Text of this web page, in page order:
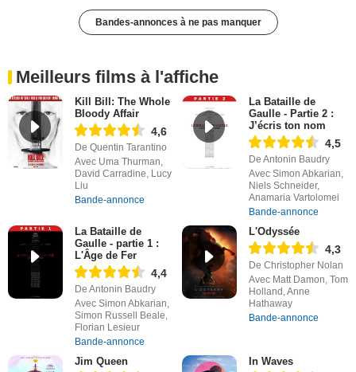
Bandes-annonces à ne pas manquer
Meilleurs films à l'affiche
Kill Bill: The Whole
Bloody Affair
4,6
De Quentin Tarantino
Avec Uma Thurman,
David Carradine, Lucy
Liu
Bande-annonce
La Bataille de
Gaulle - Partie 2 :
J’écris ton nom
4,5
De Antonin Baudry
Avec Simon Abkarian,
Niels Schneider,
Anamaria Vartolomei
Bande-annonce
La Bataille de
Gaulle - partie 1 :
L'Âge de Fer
4,4
De Antonin Baudry
Avec Simon Abkarian,
Simon Russell Beale,
Florian Lesieur
Bande-annonce
L'Odyssée
4,3
De Christopher Nolan
Avec Matt Damon, Tom
Holland, Anne
Hathaway
Bande-annonce
Jim Queen In Waves